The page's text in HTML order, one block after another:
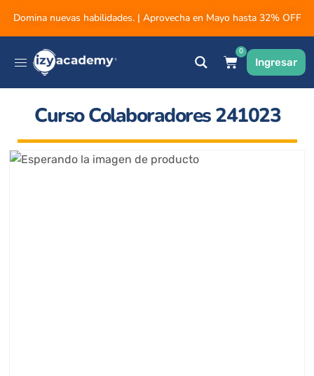
Domina nuevas habilidades. | Aprovecha en Mayo hasta 32% OFF
0
Ingresar
Curso Colaboradores 241023